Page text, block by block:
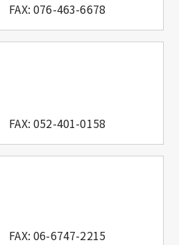
FAX: 076-463-6678
FAX: 052-401-0158
FAX: 06-6747-2215